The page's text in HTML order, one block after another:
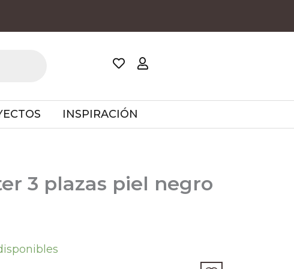
INSPIRACIÓN
3 plazas piel negro